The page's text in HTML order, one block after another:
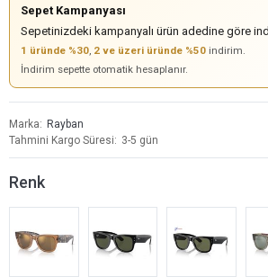
Sepet Kampanyası
Sepetinizdeki kampanyalı ürün adedine göre
1 üründe %30, 2 ve üzeri üründe %50 indirim.
İndirim sepette otomatik hesaplanır.
Marka
Rayban
Tahmini Kargo Süresi
3-5 gün
Renk